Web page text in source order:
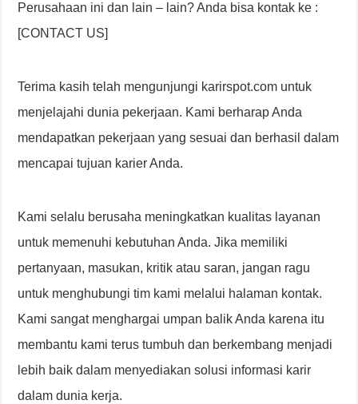
Perusahaan ini dan lain – lain? Anda bisa kontak ke :
[CONTACT US]
Terima kasih telah mengunjungi karirspot.com untuk
menjelajahi dunia pekerjaan. Kami berharap Anda
mendapatkan pekerjaan yang sesuai dan berhasil dalam
mencapai tujuan karier Anda.
Kami selalu berusaha meningkatkan kualitas layanan
untuk memenuhi kebutuhan Anda. Jika memiliki
pertanyaan, masukan, kritik atau saran, jangan ragu
untuk menghubungi tim kami melalui halaman kontak.
Kami sangat menghargai umpan balik Anda karena itu
membantu kami terus tumbuh dan berkembang menjadi
lebih baik dalam menyediakan solusi informasi karir
dalam dunia kerja.